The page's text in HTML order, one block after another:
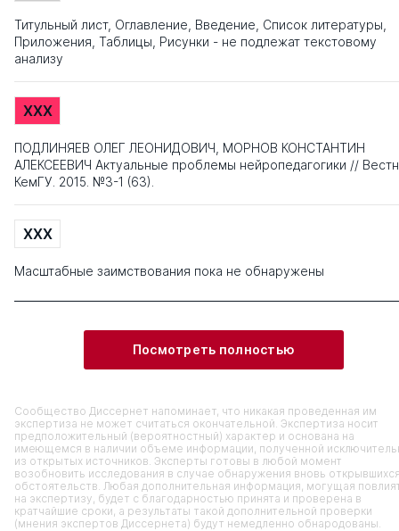
Титульный лист, Оглавление, Введение, Список литературы,
Приложения, Таблицы, Рисунки - не подлежат текстовому
анализу
XXX
ПОДЛИНЯЕВ ОЛЕГ ЛЕОНИДОВИЧ, МОРНОВ КОНСТАНТИН
АЛЕКСЕЕВИЧ Актуальные проблемы нейропедагогики //
КемГУ. 2015. №3-1 (63).
XXX
Масштабные заимствования пока не обнаружены
Посмотреть полностью
Сообщество Диссернет напоминает, что никакая проведенная им
экспертиза не может считаться окончательной. Экспертиза носит
предположительный (вероятностный) характер и основана на
имеющемся в наличии объеме информации, полученной
из открытых источников. Эксперты готовы в любой момент
возобновить исследования в случае обнаружения вновь
обстоятельств. Любая дополнительная информация, могущая
на экспертизу, будет с благодарностью принята и проверена в
кратчайшие сроки, а результаты такой дополнительной проверки
(мнения экспертов Диссернета) будут немедленно обнародованы.